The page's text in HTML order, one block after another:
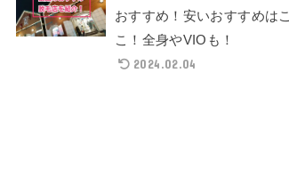
おすすめ！安いおすすめはこ
こ！全身やVIOも！
2024.02.04